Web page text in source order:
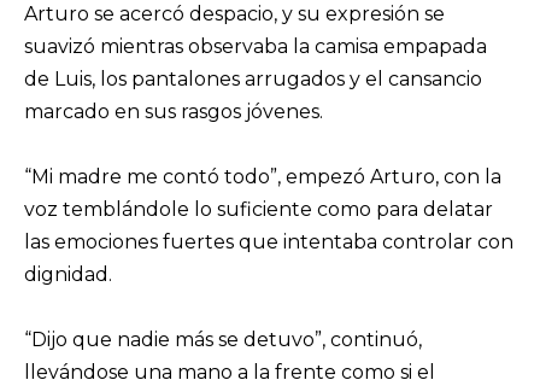
Arturo se acercó despacio, y su expresión se
suavizó mientras observaba la camisa empapada
de Luis, los pantalones arrugados y el cansancio
marcado en sus rasgos jóvenes.
“Mi madre me contó todo”, empezó Arturo, con la
voz temblándole lo suficiente como para delatar
las emociones fuertes que intentaba controlar con
dignidad.
“Dijo que nadie más se detuvo”, continuó,
llevándose una mano a la frente como si el